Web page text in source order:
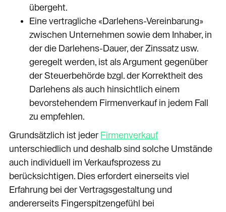
übergeht.
Eine vertragliche «Darlehens-Vereinbarung»
zwischen Unternehmen sowie dem Inhaber, in
der die Darlehens-Dauer, der Zinssatz usw.
geregelt werden, ist als Argument gegenüber
der Steuerbehörde bzgl. der Korrektheit des
Darlehens als auch hinsichtlich einem
bevorstehendem Firmenverkauf in jedem Fall
zu empfehlen.
Grundsätzlich ist jeder Firmenverkauf
unterschiedlich und deshalb sind solche Umstände
auch individuell im Verkaufsprozess zu
berücksichtigen. Dies erfordert einerseits viel
Erfahrung bei der Vertragsgestaltung und
andererseits Fingerspitzengefühl bei